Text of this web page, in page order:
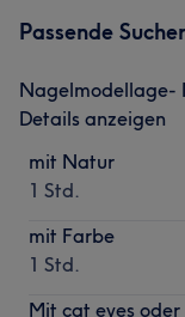
Passende
Nagelmodellage-
Details anzeigen
mit Natur
1 Std.
mit Farbe
1 Std.
Mit cat eyes oder